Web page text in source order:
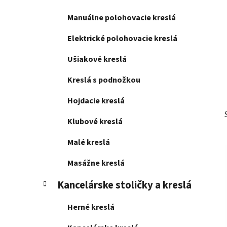
Manuálne polohovacie kreslá
Elektrické polohovacie kreslá
Ušiakové kreslá
Kreslá s podnožkou
Hojdacie kreslá
Klubové kreslá
Malé kreslá
Masážne kreslá
Kancelárske stoličky a kreslá
Herné kreslá